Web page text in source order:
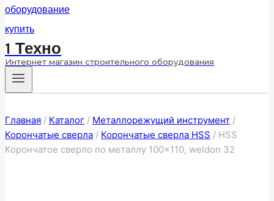
1 Техно
Интернет магазин строительного оборудования
Главная / Каталог / Металлорежущий инструмент /
Корончатые сверла / Корончатые сверла HSS / HSS
Корончатое сверло по металлу 100×110, weldon 32